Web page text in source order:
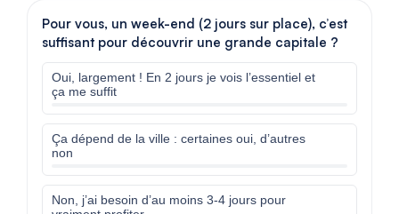
Pour vous, un week-end (2 jours sur place), c’est
suffisant pour découvrir une grande capitale ?
Oui, largement ! En 2 jours je vois l’essentiel et
ça me suffit
Ça dépend de la ville : certaines oui, d’autres
non
Non, j’ai besoin d’au moins 3-4 jours pour